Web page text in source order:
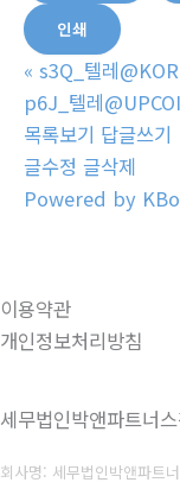
인쇄
« s3Q_텔레
p6J_텔레
목록보기 답글쓰기
글수정 글삭제
Powered by
이용약관
개인정보처리방침
세무법인박앤파트너
회사명: 세무법인박앤파트